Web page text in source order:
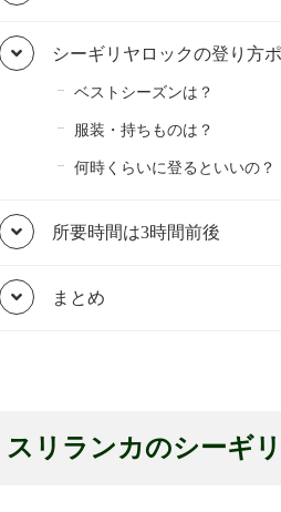
シーギリヤロックの登り方
ベストシーズンは？
服装・持ちものは？
何時くらいに登るといいの？
所要時間は3時間前後
まとめ
スリランカのシーギ